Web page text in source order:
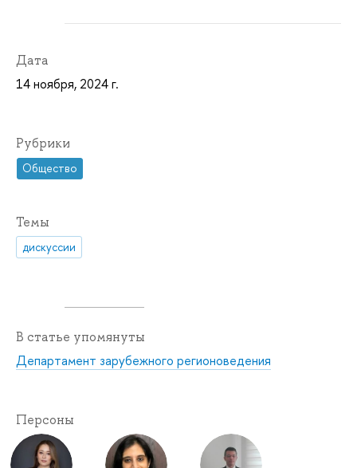
Дата
14 ноября, 2024 г.
Рубрики
Общество
Темы
дискуссии
В статье упомянуты
Департамент зарубежного регионоведения
Персоны